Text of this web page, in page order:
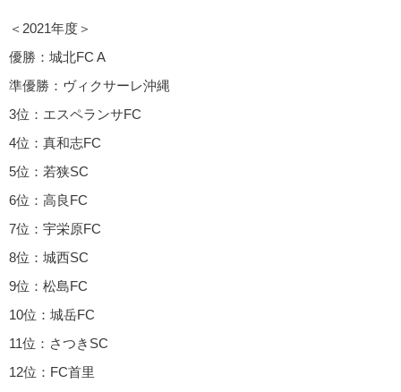
＜2021年度＞
優勝：城北FC A
準優勝：ヴィクサーレ沖縄
3位：エスペランサFC
4位：真和志FC
5位：若狭SC
6位：高良FC
7位：宇栄原FC
8位：城西SC
9位：松島FC
10位：城岳FC
11位：さつきSC
12位：FC首里